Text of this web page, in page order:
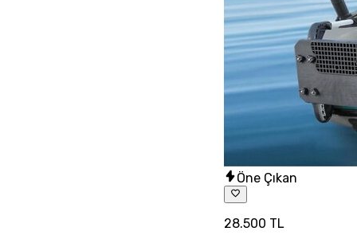
Öne Çıkan
28.500 TL